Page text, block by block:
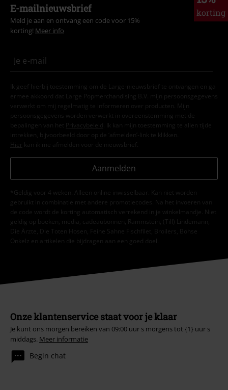
korting
E-mailnieuwsbrief
Meld je aan en ontvang een code voor 15%
korting! Meer info
Ik geef hierbij toestemming om de Large-nieuwsbrief te ontvangen en ga
ermee akkoord dat Large Popmerchandising B.V. mijn persoonsgegevens
verwerkt om mij regelmatig te informeren over producten. Mijn
persoonsgegevens worden verwerkt in overeenstemming met de
bepalingen van het
Privacybeleid . Ik kan mijn toestemming te allen tijde
intrekken, bijvoorbeeld door op de ‘afmelden’-link te klikken.
Hier kan ik me afmelden voor de nieuwsbrief.
Aanmelden
*Geldig voor 4 weken. Alleen online inwisselbaar. Kan niet worden
gebruikt in combinatie met andere promotiecodes. Na het invoeren van
de code wordt de korting automatisch verrekend in je winkelmandje. Niet
geldig op boeken, media, cadeaubonnen, Rammstein, (Till) Lindemann,
Die Ärzte, Die Toten Hosen, Feine Sahne Fischfilet, Broilers, Böhse
Onkelz en artikelen die bijdragen aan een goed doel.
Onze klantenservice staat voor je klaar
Je kunt ons morgen bereiken van 09:00 uur s morgens tot {1} uur s
middags. Meer informatie
Begin chat